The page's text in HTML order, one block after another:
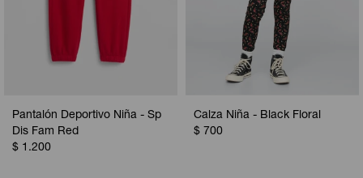
Pantalón Deportivo Niña - Sp
Dis Fam Red
$ 1.200
Calza Niña - Black Floral
$ 700